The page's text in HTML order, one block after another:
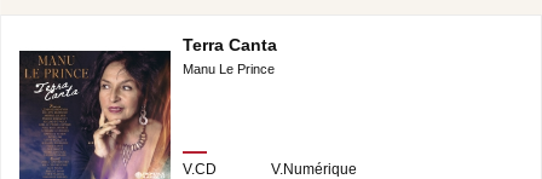
Terra Canta
Manu Le Prince
V.CD V.Numérique